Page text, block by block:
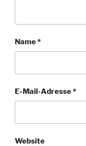
Name*
E-Mail-Adresse*
Website